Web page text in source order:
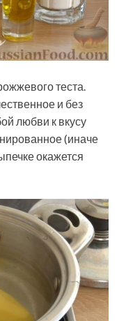
теста.
и без
любви к вкусу
(иначе
окажется